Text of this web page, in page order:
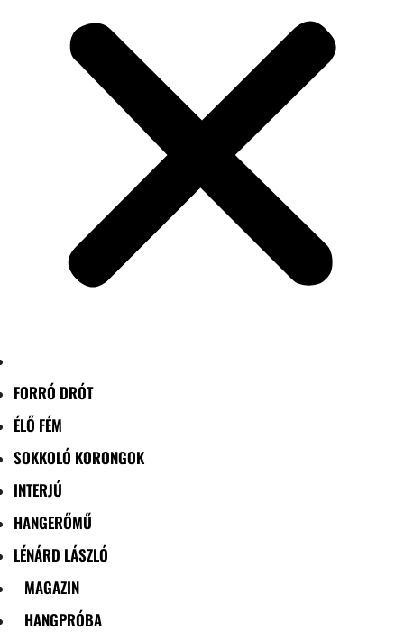
FORRÓ DRÓT
ÉLŐ FÉM
SOKKOLÓ KORONGOK
INTERJÚ
HANGERŐMŰ
LÉNÁRD LÁSZLÓ
MAGAZIN
HANGPRÓBA